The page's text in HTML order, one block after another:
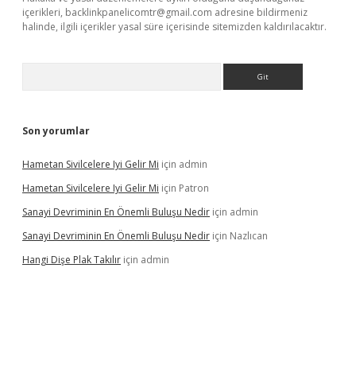
içerikleri, backlinkpanelicomtr@gmail.com adresine bildirmeniz
halinde, ilgili içerikler yasal süre içerisinde sitemizden kaldırılacaktır.
Son yorumlar
Hametan Sivilcelere Iyi Gelir Mi için admin
Hametan Sivilcelere Iyi Gelir Mi için Patron
Sanayi Devriminin En Önemli Buluşu Nedir için admin
Sanayi Devriminin En Önemli Buluşu Nedir için Nazlıcan
Hangi Dişe Plak Takılır için admin